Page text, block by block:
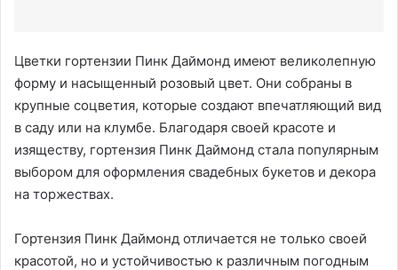
Цветки гортензии Пинк Даймонд имеют великолепную
форму и насыщенный розовый цвет. Они собраны в
крупные соцветия, которые создают впечатляющий вид
в саду или на клумбе. Благодаря своей красоте и
изяществу, гортензия Пинк Даймонд стала популярным
выбором для оформления свадебных букетов и декора
на торжествах.
Гортензия Пинк Даймонд отличается не только своей
красотой, но и устойчивостью к различным погодным